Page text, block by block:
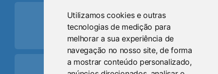
Utilizamos cookies e outras
tecnologias de medição para
melhorar a sua experiência de
navegação no nosso site, de forma
a mostrar conteúdo personalizado,
ring_volume
Telefone
(51) 9 8024-0884
Schedule